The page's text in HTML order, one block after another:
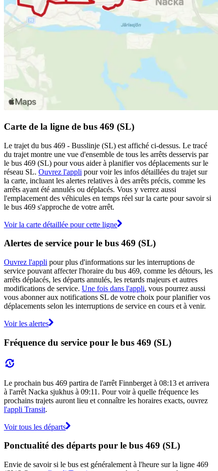
Carte de la ligne de bus 469 (SL)
Le trajet du bus 469 - Busslinje (SL) est affiché ci-dessus. Le tracé
du trajet montre une vue d'ensemble de tous les arrêts desservis par
le bus 469 (SL) pour vous aider à planifier vos déplacements sur le
réseau SL. Ouvrez l'appli pour voir les infos détaillées du trajet sur
la carte, incluant les alertes relatives à des arrêts précis, comme les
arrêts ayant été annulés ou déplacés. Vous y verrez aussi
l'emplacement des véhicules en temps réel sur la carte pour savoir si
le bus 469 s'approche de votre arrêt.
Voir la carte détaillée pour cette ligne
Alertes de service pour le bus 469 (SL)
Ouvrez l'appli pour plus d'informations sur les interruptions de
service pouvant affecter l'horaire du bus 469, comme les détours, les
arrêts déplacés, les départs annulés, les retards majeurs et autres
modifications de service. Une fois dans l'appli, vous pourrez aussi
vous abonner aux notifications SL de votre choix pour planifier vos
déplacements selon les interruptions de service en cours et à venir.
Voir les alertes
Fréquence du service pour le bus 469 (SL)
Le prochain bus 469 partira de l'arrêt Finnberget à 08:13 et arrivera
à l'arrêt Nacka sjukhus à 09:11. Pour voir à quelle fréquence les
prochains trajets auront lieu et connaître les horaires exacts, ouvrez
l'appli Transit.
Voir tous les départs
Ponctualité des départs pour le bus 469 (SL)
Envie de savoir si le bus est généralement à l'heure sur la ligne 469